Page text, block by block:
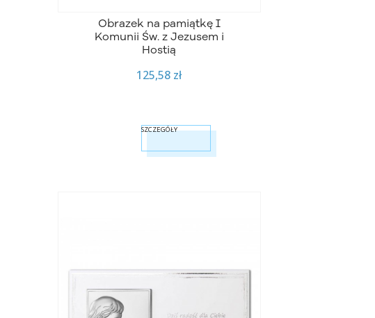
Obrazek na pamiątkę I
Komunii Św. z Jezusem i
Hostią
125,58 zł
SZCZEGÓŁY